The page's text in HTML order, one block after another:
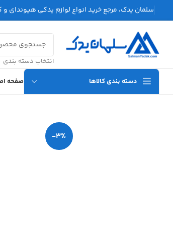
سلمان یدک، مرجع خرید انواع لوازم یدکی هیوندای و
انتخاب دسته بندی
دسته بندی کالاها صفحه
-3%